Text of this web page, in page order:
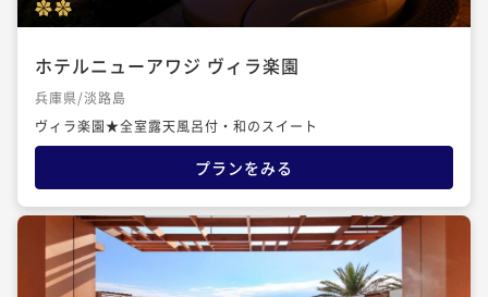
ホテルニューアワジ ヴィラ楽園
兵庫県/淡路島
ヴィラ楽園★全室露天風呂付・和のスイート
プランをみる